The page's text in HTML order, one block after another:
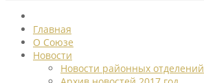
Главная
О Союзе
Новости
Новости районных отделений